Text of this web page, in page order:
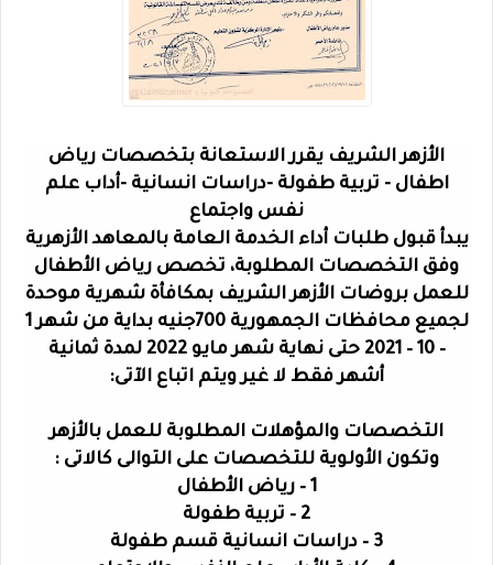
الأزهر الشريف يقرر الاستعانة بتخصصات رياض
اطفال - تربية طفولة -دراسات انسانية -أداب علم
نفس واجتماع
يبدأ قبول طلبات أداء الخدمة العامة بالمعاهد الأزهرية
وفق التخصصات المطلوبة، تخصص رياض الأطفال
للعمل بروضات الأزهر الشريف بمكافأة شهرية موحدة
لجميع محافظات الجمهورية 700جنيه بداية من شهر 1
– 10 – 2021 حتى نهاية شهر مايو 2022 لمدة ثمانية
أشهر فقط لا غير ويتم اتباع الآتى:
التخصصات والمؤهلات المطلوبة للعمل بالأزهر
وتكون الأولوية للتخصصات على التوالى كالاتى :
1 – رياض الأطفال
2 – تربية طفولة
3 – دراسات انسانية قسم طفولة